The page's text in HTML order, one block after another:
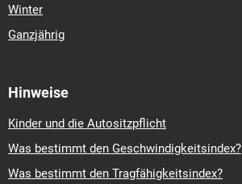
Winter
Ganzjährig
Hinweise
Kinder und die Autositzpflicht
Was bestimmt den Geschwindigkeitsindex?
Was bestimmt den Tragfähigkeitsindex?